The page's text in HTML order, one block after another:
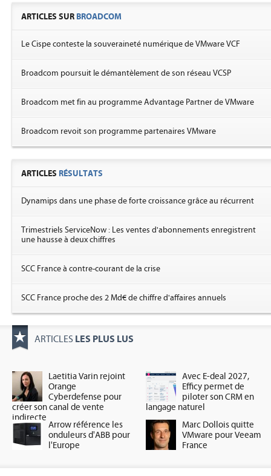
ARTICLES SUR BROADCOM
Le Cispe conteste la souveraineté numérique de VMware VCF
Broadcom poursuit le démantèlement de son réseau VCSP
Broadcom met fin au programme Advantage Partner de VMware
Broadcom revoit son programme partenaires VMware
ARTICLES RÉSULTATS
Dynamips dans une phase de forte croissance grâce au récurrent
Trimestriels ServiceNow : Les ventes d'abonnements enregistrent
une hausse à deux chiffres
SCC France à contre-courant de la crise
SCC France proche des 2 Md€ de chiffre d'affaires annuels
ARTICLES LES PLUS LUS
Laetitia Varin rejoint
Orange
Cyberdefense pour
créer son canal de vente
indirecte
Avec E-deal 2027,
Efficy permet de
piloter son CRM en
langage naturel
Arrow référence les
onduleurs d'ABB pour
l'Europe
Marc Dollois quitte
VMware pour Veeam
France